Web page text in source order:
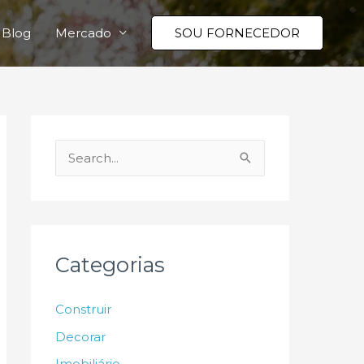
Blog Mercado SOU FORNECEDOR
e
i
r
Categorias
Construir
Decorar